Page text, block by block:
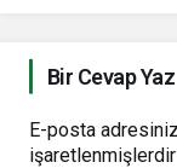
Bir Cevap Yaz
E-posta
işaretlenmişlerdir